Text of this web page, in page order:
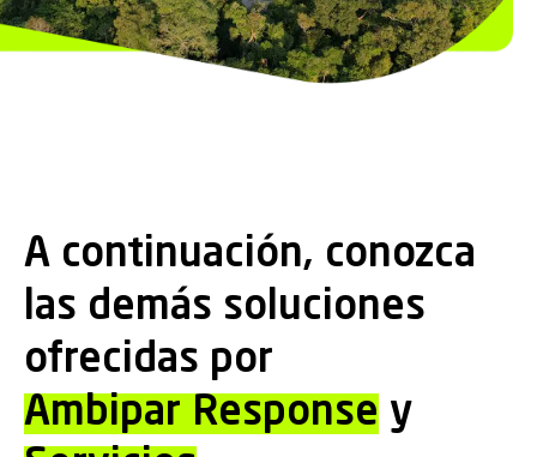
A continuación, conozca
las demás soluciones
ofrecidas por
Ambipar Response y